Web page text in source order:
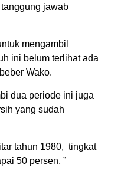
jawab
mengambil
ini belum terlihat ada
Wako.
dua periode ini juga
yang sudah
tahun 1980, tingkat
50 persen, ”